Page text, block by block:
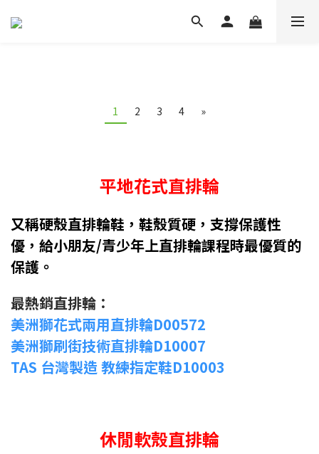
1 2 3 4 »
平地花式直排輪
又稱硬殼直排輪鞋，鞋殼質硬，支撐保護性
優，給小朋友/青少年上直排輪課程時最優質的
保護。
最熱銷直排輪：
美洲獅花式兩用直排輪D00572
美洲獅刷街技術直排輪D10007
TAS 台灣製造 教練指定鞋D10003
休閒軟殼直排輪